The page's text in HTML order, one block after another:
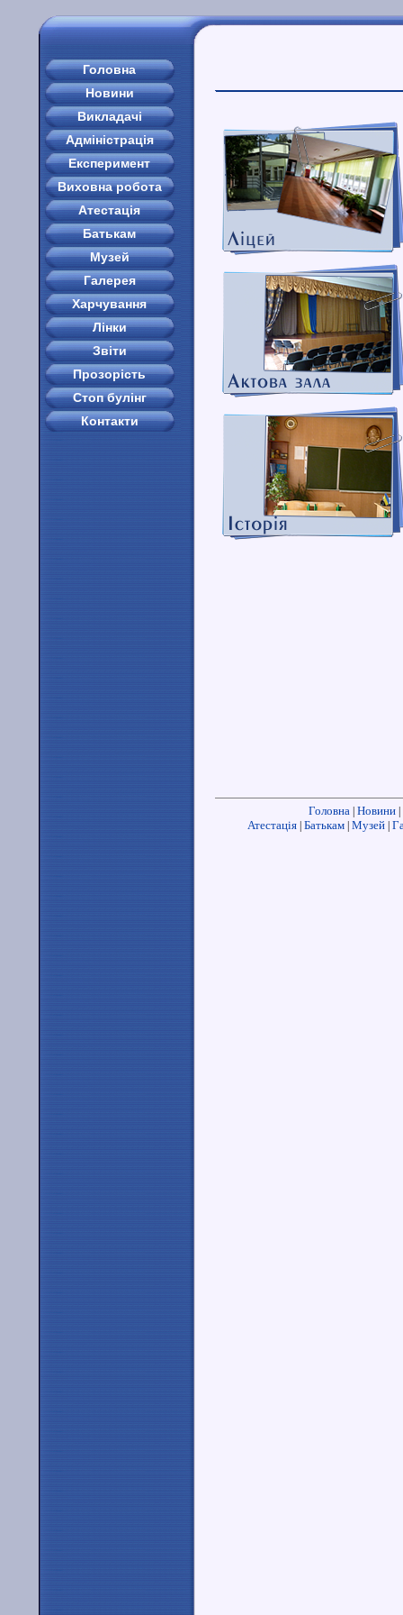
Головна
Новини
Викладачі
Адміністрація
Експеримент
Виховна робота
Атестація
Батькам
Музей
Галерея
Харчування
Лінки
Звіти
Прозорість
Стоп булінг
Контакти
Головна Новини
Атестація Батькам Музей